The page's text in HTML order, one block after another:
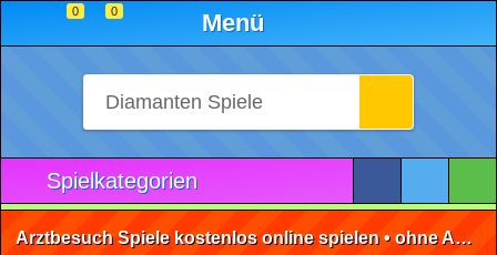
0 0 Menü
Spielkategorien
Arztbesuch Spiele kostenlos online spielen • ohne Anmeldung 🕹️